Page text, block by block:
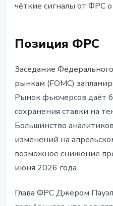
чёткие сигналы от ФРС
Позиция ФРС
Заседание
рынкам (FOMC)
Рынок фьючерсов даёт
сохранения ставки на
Большинство
изменений на
возможное снижение
июня 2026 года.
Глава ФРС Джером